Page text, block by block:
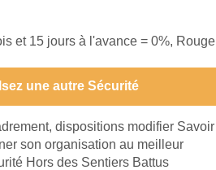
et 15 jours à l'avance = 0%, Rouge
une autre Sécurité
dispositions modifier Savoir
son organisation au meilleur
Hors des Sentiers Battus